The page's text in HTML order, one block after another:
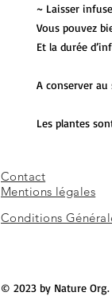
~ Laisser
Vous pouvez
Et la durée
A conserver au
Les plantes
Contact
Mentions légales
Conditions
© 2023 by Nature